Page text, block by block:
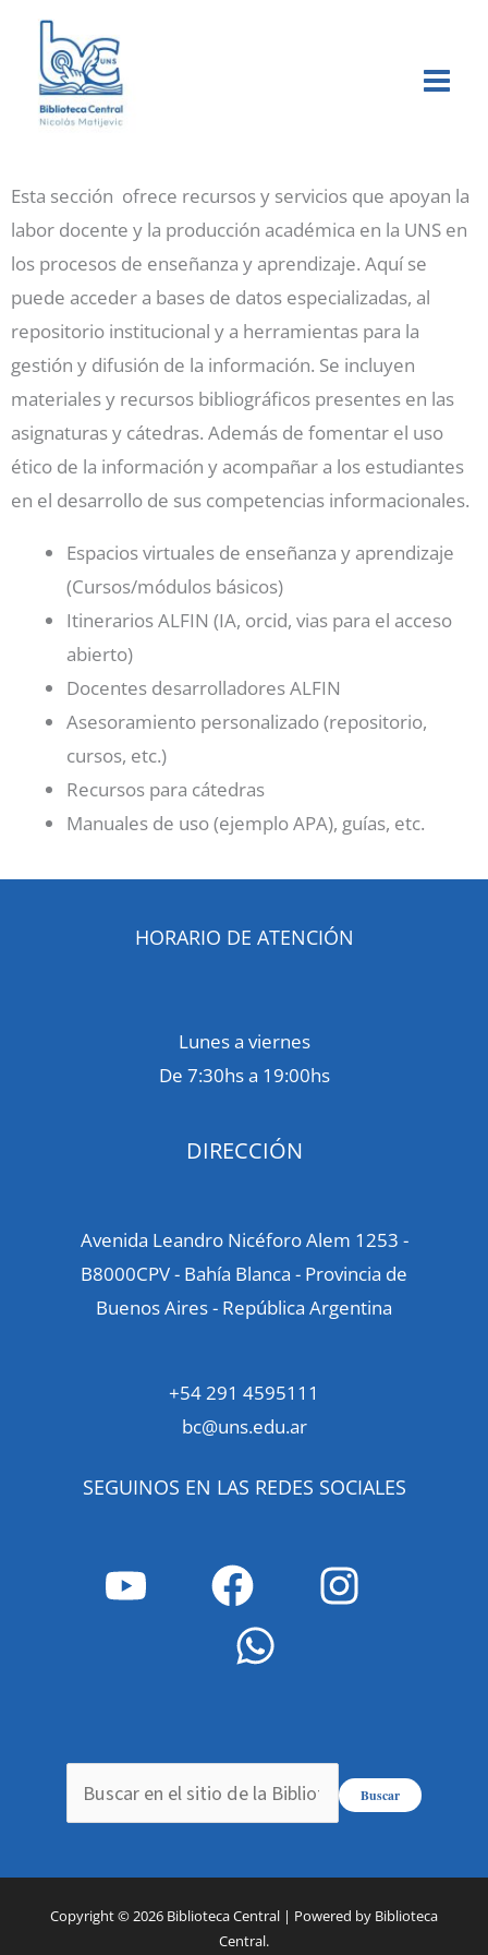
contenido
Esta sección ofrece recursos y servicios que apoyan la
labor docente y la producción académica en la UNS en
los procesos de enseñanza y aprendizaje. Aquí se
puede acceder a bases de datos especializadas, al
repositorio institucional y a herramientas para la
gestión y difusión de la información. Se incluyen
materiales y recursos bibliográficos presentes en las
asignaturas y cátedras. Además de fomentar el uso
ético de la información y acompañar a los estudiantes
en el desarrollo de sus competencias informacionales.
Espacios virtuales de enseñanza y aprendizaje
(Cursos/módulos básicos)
Itinerarios ALFIN (IA, orcid, vias para el acceso
abierto)
Docentes desarrolladores ALFIN
Asesoramiento personalizado (repositorio,
cursos, etc.)
Recursos para cátedras
Manuales de uso (ejemplo APA), guías, etc.
HORARIO DE ATENCIÓN
Lunes a viernes
De 7:30hs a 19:00hs
DIRECCIÓN
Avenida Leandro Nicéforo Alem 1253 -
B8000CPV - Bahía Blanca - Provincia de
Buenos Aires - República Argentina
+54 291 4595111
bc@uns.edu.ar
SEGUINOS EN LAS REDES SOCIALES
Buscar
Copyright © 2026 Biblioteca Central | Powered by Biblioteca
Central.